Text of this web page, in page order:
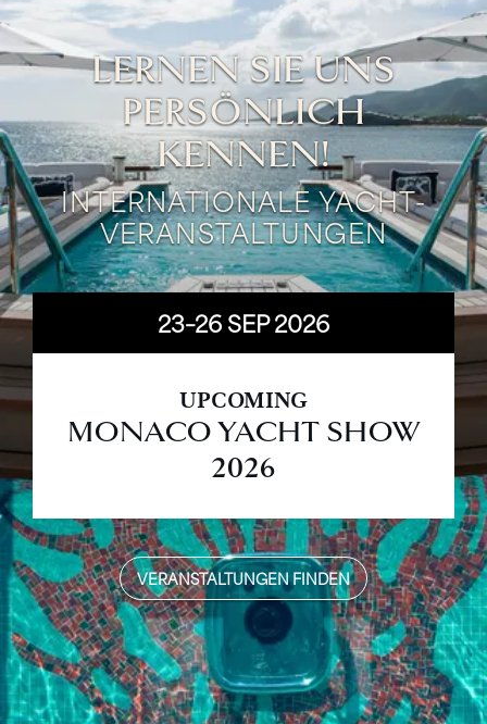
LERNEN SIE UNS
PERSÖNLICH
KENNEN!
INTERNATIONALE YACHT-
VERANSTALTUNGEN
23–26SEP2026
UPCOMING
MONACO YACHT SHOW
2026
VERANSTALTUNGEN FINDEN